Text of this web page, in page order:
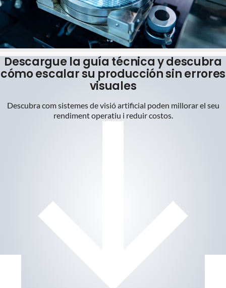
Descargue la guía técnica y descubra
cómo escalar su producción sin errores
visuales
Descubra com sistemes de visió artificial poden millorar el seu
rendiment operatiu i reduir costos.